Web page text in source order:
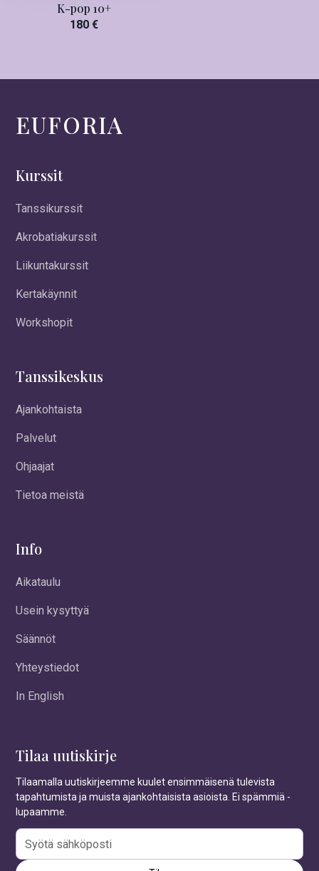
K-pop 10+
180 €
EUFORIA
Kurssit
Tanssikurssit
Akrobatiakurssit
Liikuntakurssit
Kertakäynnit
Workshopit
Tanssikeskus
Ajankohtaista
Palvelut
Ohjaajat
Tietoa meistä
Info
Aikataulu
Usein kysyttyä
Säännöt
Yhteystiedot
In English
Tilaa uutiskirje
Tilaamalla uutiskirjeemme kuulet ensimmäisenä tulevista
tapahtumista ja muista ajankohtaisista asioista. Ei spämmiä -
lupaamme.